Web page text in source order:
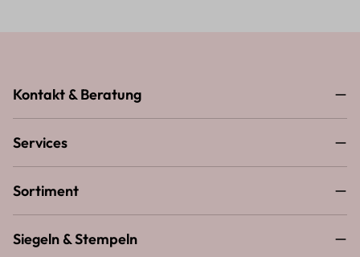
Kontakt & Beratung
Services
Sortiment
Siegeln & Stempeln